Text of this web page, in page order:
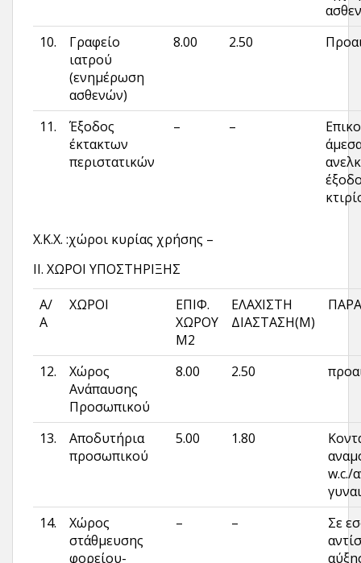
10.
Γραφείο
ιατρού
(ενημέρωση
ασθε­νών)
8.00 2.50
11.
Έξοδος
έκτακτων
περιστατικών
– –
Χ.Κ.Χ. :χώροι κυρίας χρήσης –
ΙΙ. ΧΩΡΟΙ ΥΠΟΣΤΗΡΙΞΗΣ
Α/
Α
ΧΩΡΟΙ
ΕΠΙΦ.
ΧΩΡΟΥ
Μ2
ΕΛΑΧΙΣΤΗ
ΔΙΑΣΤΑΣΗ(Μ)
12.
Χώρος
Ανάπαυσης
Προσωπικού
8.00 2.50
13.
Αποδυτήρια
προσωπικού
5.00 1.80
w.c./
14.
Χώρος
στάθμευσης
φορείου-
– –
Σε